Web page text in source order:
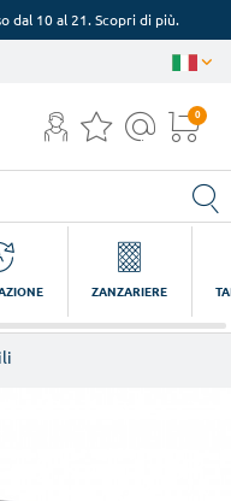
dal 10 al 21. Scopri di più.
0
ZANZARIERE